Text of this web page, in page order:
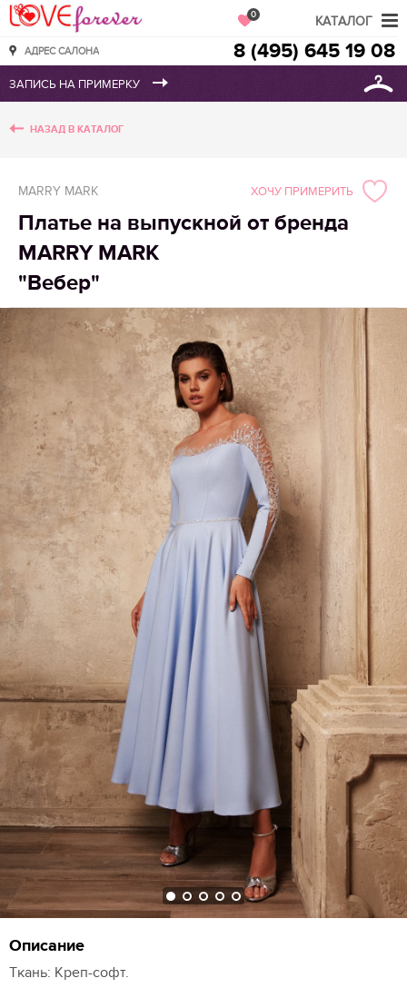
Love Forever
АДРЕС САЛОНА
0
8 (495) 645 19 08
НАЗАД В КАТАЛОГ
MARRY MARK
Платье на выпускной от бренда
MARRY MARK
"Вебер"
ХОЧУ ПРИМЕРИТЬ
Описание
Ткань: Креп-софт.
КАТАЛОГ